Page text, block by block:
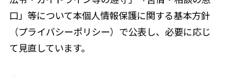
口」等について本個人情報保護に関する基本方針
（プライバシーポリシー）で公表し、必要に応じ
て見直しています。